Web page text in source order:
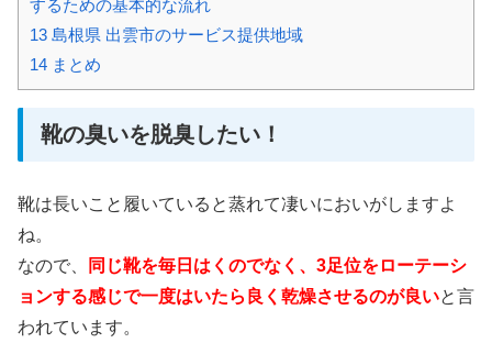
するための基本的な流れ
13 島根県 出雲市のサービス提供地域
14 まとめ
靴の臭いを脱臭したい！
靴は長いこと履いていると蒸れて凄いにおいがしますよ
ね。
なので、
同じ靴を毎日はくのでなく、3足位をローテーシ
ョンする感じで一度はいたら良く乾燥させるのが良いと言
われています。